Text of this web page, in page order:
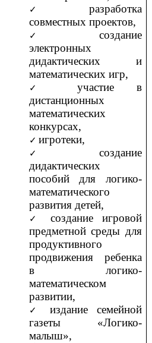
разработка
совместных проектов,
создание
электронных
дидактических и
математических игр,
участие в
дистанционных
математических
конкурсах,
игротеки,
создание
дидактических
пособий для логико-
математического
развития детей,
создание игровой
предметной среды для
продуктивного
продвижения ребенка
в логико-
математическом
развитии,
издание семейной
газеты «Логико-
малыш»,